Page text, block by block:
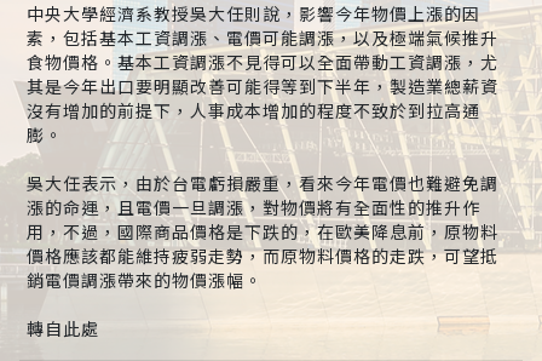
中央大學經濟系教授吳大任則說，影響今年物價上漲的因
素，包括基本工資調漲、電價可能調漲，以及極端氣候推升
食物價格。基本工資調漲不見得可以全面帶動工資調漲，尤
其是今年出口要明顯改善可能得等到下半年，製造業總薪資
沒有增加的前提下，人事成本增加的程度不致於到拉高通
膨。
吳大任表示，由於台電虧損嚴重，看來今年電價也難避免調
漲的命運，且電價一旦調漲，對物價將有全面性的推升作
用，不過，國際商品價格是下跌的，在歐美降息前，原物料
價格應該都能維持疲弱走勢，而原物料價格的走跌，可望抵
銷電價調漲帶來的物價漲幅。
轉自此處